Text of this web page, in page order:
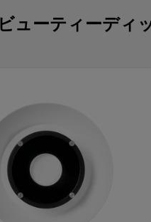
ューティーディ